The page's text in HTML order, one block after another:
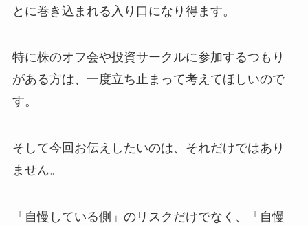
とに巻き込まれる入り口になり得ます。
特に株のオフ会や投資サークルに参加するつもり
がある方は、一度立ち止まって考えてほしいので
す。
そして今回お伝えしたいのは、それだけではあり
ません。
「自慢している側」のリスクだけでなく、「自慢